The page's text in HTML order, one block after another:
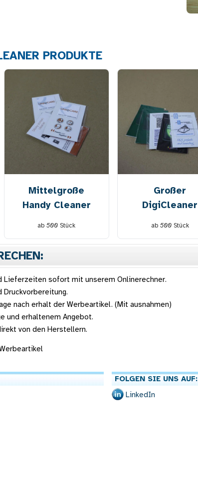
PRODUKTE
Mittelgroße
Handy Cleaner
ab500 Stück
Großer
DigiCleaner
ab 500Stück
Lieferzeiten sofort mit unserem Onlinerechner.
nach erhalt der Werbeartikel. (Mit ausnahmen)
und erhaltenem Angebot.
von den Herstellern.
FOLGEN SIE UNS AUF:
LinkedIn